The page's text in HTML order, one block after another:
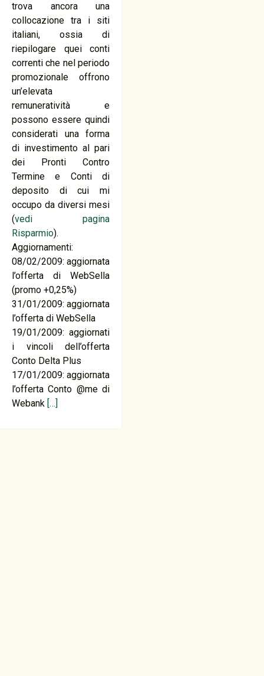
trova ancora una
collocazione tra i siti
italiani, ossia di
riepilogare quei conti
correnti che nel periodo
promozionale offrono
un’elevata
remuneratività e
possono essere quindi
considerati una forma
di investimento al pari
dei Pronti Contro
Termine e Conti di
deposito di cui mi
occupo da diversi mesi
(vedi pagina
Risparmio).
Aggiornamenti:
08/02/2009: aggiornata
l’offerta di WebSella
(promo +0,25%)
31/01/2009: aggiornata
l’offerta di WebSella
19/01/2009: aggiornati
i vincoli dell’offerta
Conto Delta Plus
17/01/2009: aggiornata
l’offerta Conto @me di
Webank […]